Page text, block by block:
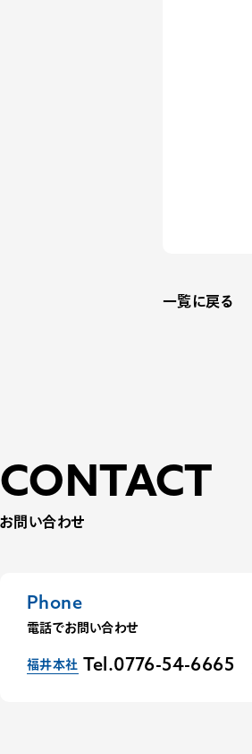
一覧に戻る
CONTACT
お問い合わせ
Phone
電話でお問い合わせ
福井本社 Tel.0776-54-6665